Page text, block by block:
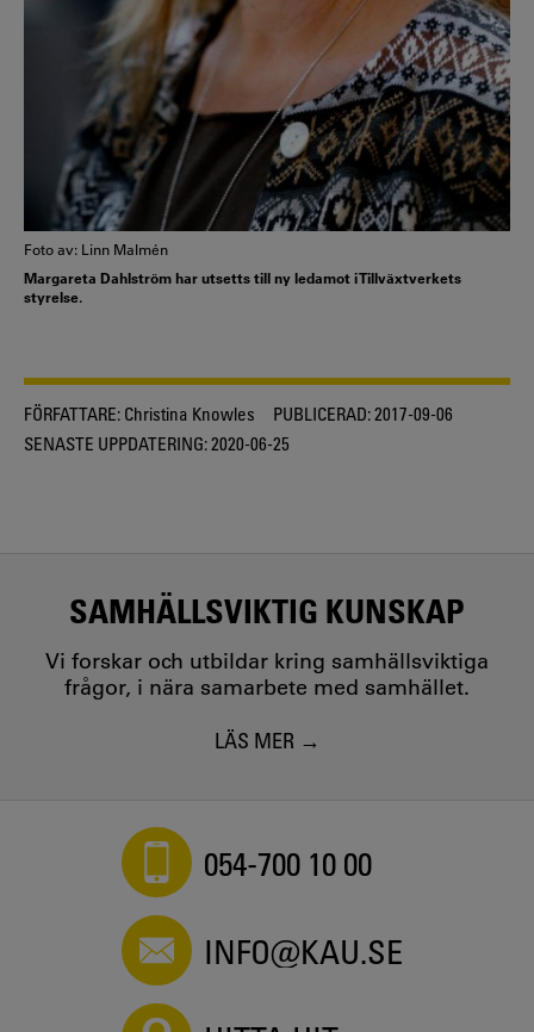
Foto av: Linn Malmén
Margareta Dahlström har utsetts till ny ledamot i Tillväxtverkets
styrelse.
FÖRFATTARE: Christina Knowles PUBLICERAD:2017-09-06
SENASTE UPPDATERING:2020-06-25
SAMHÄLLSVIKTIG KUNSKAP
Vi forskar och utbildar kring samhällsviktiga
frågor, i nära samarbete med samhället.
LÄS MER
054-700 10 00
INFO@KAU.SE